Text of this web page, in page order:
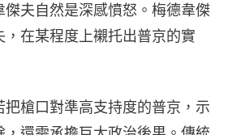
傑夫自然是深感憤怒。梅德韋傑
，在某程度上襯托出普京的實
槍口對準高支持度的普京，示